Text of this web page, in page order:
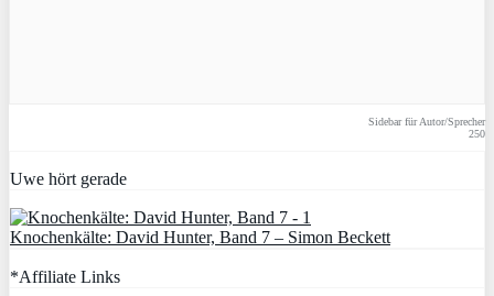
Sidebar für Autor/Sprecher
250
Uwe hört gerade
Knochenkälte: David Hunter, Band 7 – Simon Beckett
*Affiliate Links